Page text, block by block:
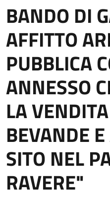
BANDO DI
AFFITTO
PUBBLICA
ANNESSO
LA
BEVANDE
SITO NEL
RAVERE"